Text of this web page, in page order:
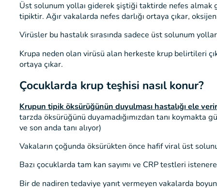
Üst solunum yollaı giderek şiştiği taktirde nefes almak
tipiktir. Ağır vakalarda nefes darlığı ortaya çıkar,
Virüsler bu hastalık sırasında sadece üst solunum
Krupa neden olan virüsü alan herkeste krup belirtileri
ortaya çıkar.
Çocuklarda krup teşhisi nasıl konur?
Krupun tipik öksürüğünün duyulması hastalığı ele
tarzda öksürüğünü duyamadığımızdan tanı koymakta
ve son anda tanı alıyor)
Vakaların çoğunda öksürükten önce hafif viral üst
Bazı çocuklarda tam kan sayımı ve CRP testleri
Bir de nadiren tedaviye yanıt vermeyen vakalarda